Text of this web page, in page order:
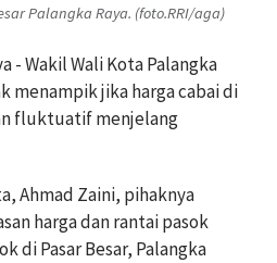
Palangka Raya. (foto.RRI/aga)
- Wakil Wali Kota Palangka
menampik jika harga cabai di
fluktuatif menjelang
Ahmad Zaini, pihaknya
harga dan rantai pasok
di Pasar Besar, Palangka